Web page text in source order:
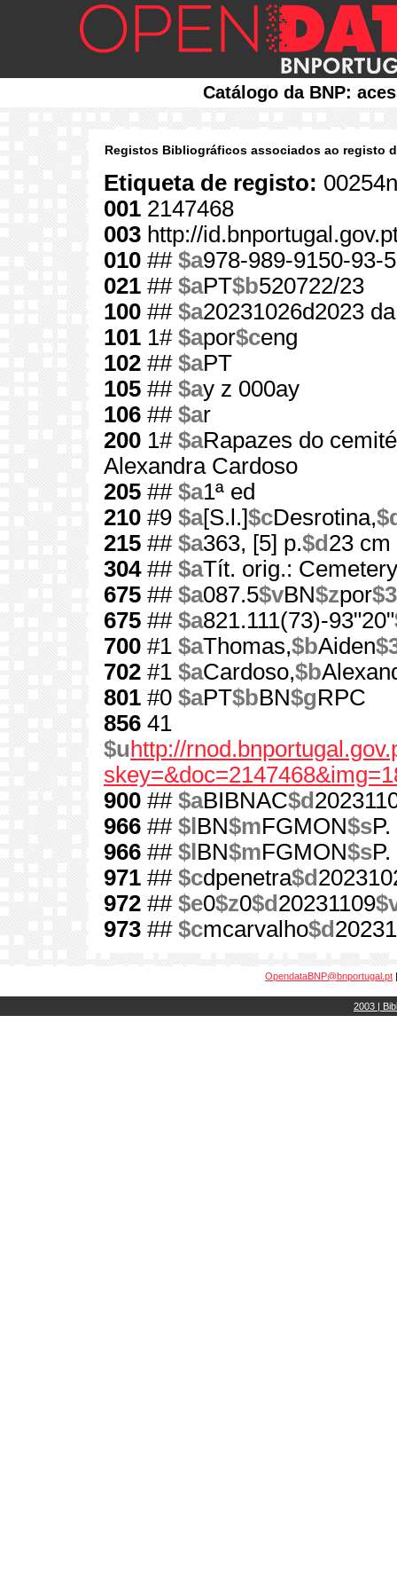
Catálogo da BNP:
Registos Bibliográficos associados ao registo
Etiqueta de registo:
001 2147468
003 http://
010 ## $a978-989-9150-93-5
021 ## $aPT$b520722/23
100 ## $a20231026d2023
101 1# $apor$ceng
102 ## $aPT
105 ## $ay z 000ay
106 ## $ar
200 1# $aRapazes do
Alexandra Cardoso
205 ## $a1ª ed
210 #9 $a[S.l.]$cDesrotina,
215 ## $a363, [5] p.$d 23 cm
304## $aTít. orig.:
675 ## $a087.5$vBN$zpor$3
675 ## $a821.111(73)-93"20"
700 #1 $aThomas,$bAiden
702 #1 $aCardoso,$b
801 #0 $aPT$bBN$gRPC
856 41
$u http://
900 ## $aBIBNAC$d
966 ## $l BN$mFGMON$s
966 ## $l BN$mFGMON$s
971 ## $cdpenetra$d
972 ## $e0$z0$d 20231109
973 ## $cmcarvalho$d
OpendataBNP@bnportugal.pt
2003 |